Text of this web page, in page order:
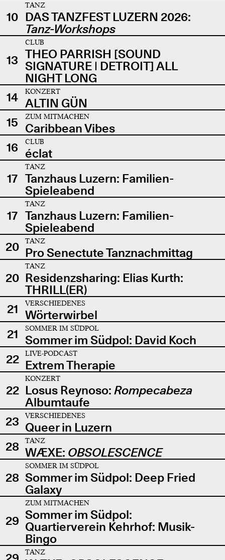
10
TANZ
DAS TANZFEST LUZERN 2026:
Tanz-Workshops
13
CLUB
THEO PARRISH [SOUND
SIGNATURE | DETROIT] ALL
NIGHT LONG
14
KONZERT
ALTIN GÜN
15
ZUM MITMACHEN
Caribbean Vibes
16
CLUB
éclat
17
TANZ
Tanzhaus Luzern: Familien-
Spieleabend
17
TANZ
Tanzhaus Luzern: Familien-
Spieleabend
20
TANZ
Pro Senectute Tanznachmittag
20
TANZ
Residenzsharing: Elias Kurth:
THRILL(ER)
21
VERSCHIEDENES
Wörterwirbel
21
SOMMER IM SÜDPOL
Sommer im Südpol: David Koch
22
LIVE-PODCAST
Extrem Therapie
22
KONZERT
Losus Reynoso: Rompecabeza
Albumtaufe
23
VERSCHIEDENES
Queer in Luzern
28
TANZ
WÆXE: OBSOLESCENCE
28
SOMMER IM SÜDPOL
Sommer im Südpol: Deep Fried
Galaxy
29
ZUM MITMACHEN
Sommer im Südpol:
Quartierverein Kehrhof: Musik-
Bingo
TANZ